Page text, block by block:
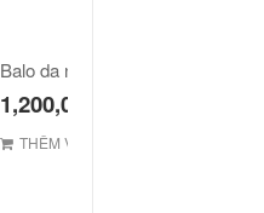
Balo da nam hàn quốc cao cấp
1,200,000
THÊM VÀO GIỎ